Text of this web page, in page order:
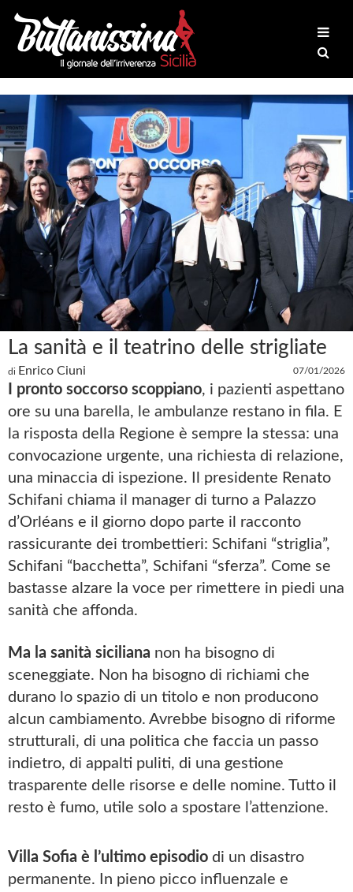
La sanità e il teatrino delle strigliate
di Enrico Ciuni 07/01/2026
I pronto soccorso scoppiano, i pazienti aspettano
ore su una barella, le ambulanze restano in fila. E
la risposta della Regione è sempre la stessa: una
convocazione urgente, una richiesta di relazione,
una minaccia di ispezione. Il presidente Renato
Schifani chiama il manager di turno a Palazzo
d’Orléans e il giorno dopo parte il racconto
rassicurante dei trombettieri: Schifani “striglia”,
Schifani “bacchetta”, Schifani “sferza”. Come se
bastasse alzare la voce per rimettere in piedi una
sanità che affonda.
Ma la sanità siciliana non ha bisogno di
sceneggiate. Non ha bisogno di richiami che
durano lo spazio di un titolo e non producono
alcun cambiamento. Avrebbe bisogno di riforme
strutturali, di una politica che faccia un passo
indietro, di appalti puliti, di una gestione
trasparente delle risorse e delle nomine. Tutto il
resto è fumo, utile solo a spostare l’attenzione.
Villa Sofia è l’ultimo episodio di un disastro
permanente. In pieno picco influenzale e